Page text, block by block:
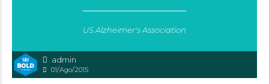
US Alzheimer's Association
admin
01/Ago/2015